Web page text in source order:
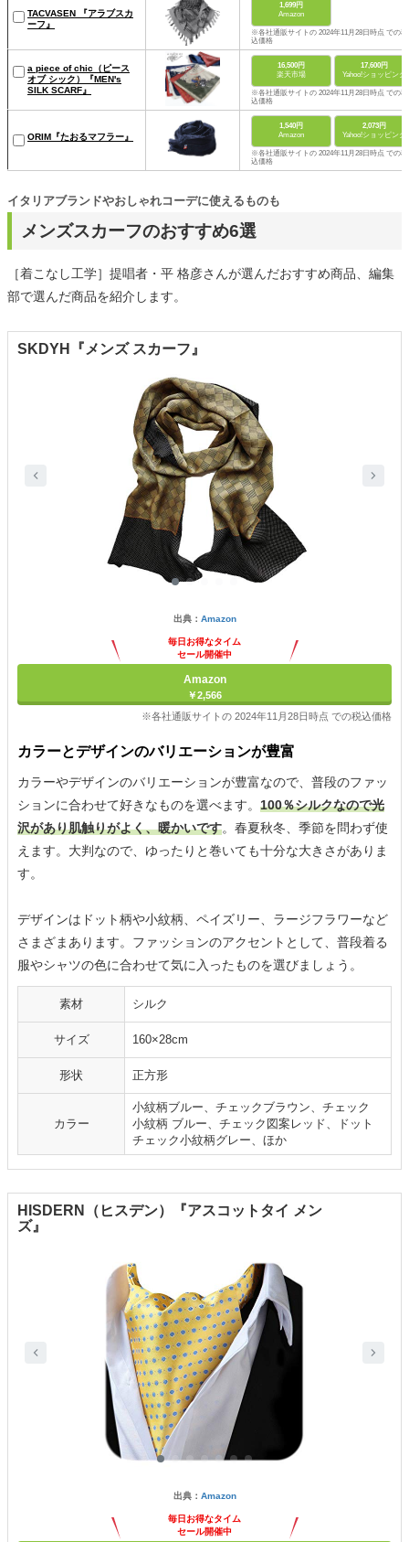
TACVASEN 『アラブスカ
ーフ』
1,699円
Amazon
※各社通販サイトの 2024年11月28日時点 での税
込価格
a piece of chic（ピース
オブ シック）『MEN's
SILK SCARF』
16,500円
楽天市場
17,600円
Yahoo!ショッピング
※各社通販サイトの 2024年11月28日時点 での税
込価格
ORIM『たおるマフラー』
1,540円
Amazon
2,073円
Yahoo!ショッピング
※各社通販サイトの 2024年11月28日時点 での税
込価格
メンズスカーフのおすすめ6選
イタリアブランドやおしゃれコーデに使えるものも
［着こなし工学］提唱者・平 格彦さんが選んだおすすめ商品、編集
部で選んだ商品を紹介します。
SKDYH『メンズ スカーフ』
出典： Amazon
毎日お得なタイム
セール開催中
Amazon
￥2,566
※各社通販サイトの 2024年11月28日時点 での税込価格
カラーとデザインのバリエーションが豊富
カラーやデザインのバリエーションが豊富なので、普段のファッ
ションに合わせて好きなものを選べます。 100％シルクなので光
沢があり肌触りがよく、暖かいです。春夏秋冬、季節を問わず使
えます。大判なので、ゆったりと巻いても十分な大きさがありま
す。
デザインはドット柄や小紋柄、ペイズリー、ラージフラワーなど
さまざまあります。ファッションのアクセントとして、普段着る
服やシャツの色に合わせて気に入ったものを選びましょう。
素材 シルク
サイズ 160×28cm
形状 正方形
カラー
小紋柄ブルー、チェックブラウン、チェック
小紋柄 ブルー、チェック図案レッド、ドット
チェック小紋柄グレー、ほか
HISDERN（ヒスデン）『アスコットタイ メン
ズ』
出典： Amazon
毎日お得なタイム
セール開催中